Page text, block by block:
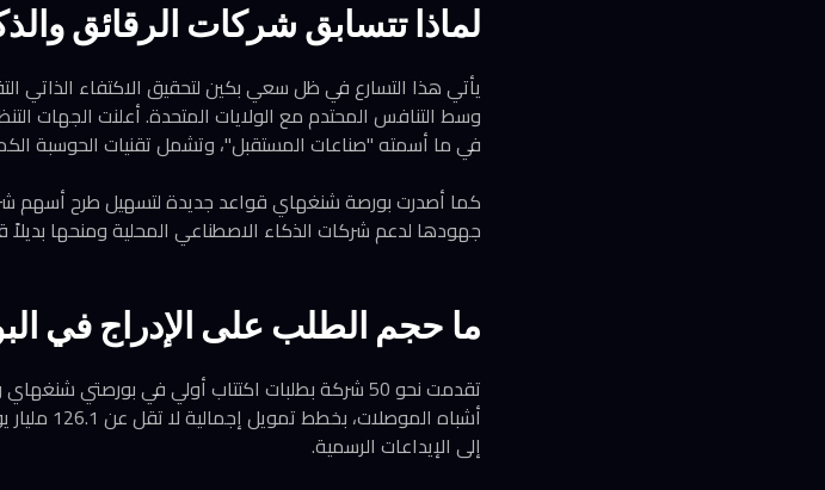
لماذا تتسابق شركات الرقائق
يأتي هذا التسارع في ظل سعي بكين لتحقيق الاكتفاء الذاتي
في ما أسمته "صناعات المستقبل"، وتشمل تقنيات الحوسبة
جهودها لدعم شركات الذكاء الاصطناعي المحلية ومنحها بديلاً
ما حجم الطلب على الإدراج في
تقدمت نحو 50 شركة بطلبات اكتتاب أولي في
إلى الإيداعات الرسمية.